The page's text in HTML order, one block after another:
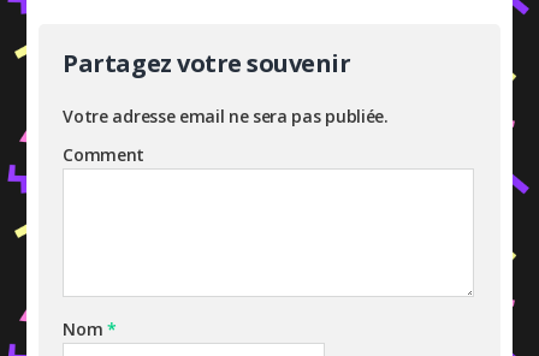
Partagez votre souvenir
Votre adresse email ne sera pas publiée.
Comment
Nom*